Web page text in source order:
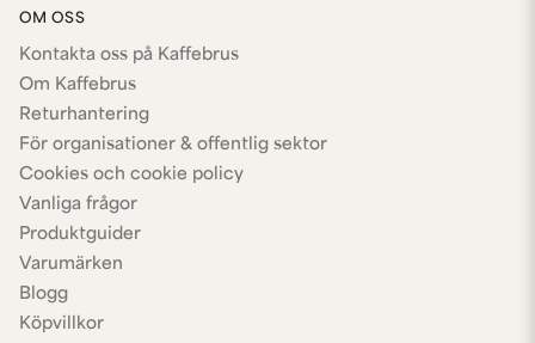
OM OSS
Kontakta oss på Kaffebrus
Om Kaffebrus
Returhantering
För organisationer & offentlig sektor
Cookies och cookie policy
Vanliga frågor
Produktguider
Varumärken
Blogg
Köpvillkor